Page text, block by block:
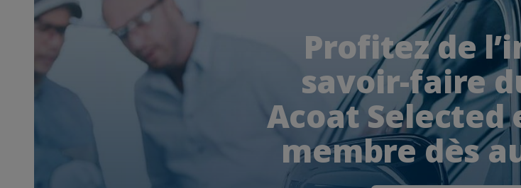
Profitez de
savoir-faire
Acoat Selected
membre dès